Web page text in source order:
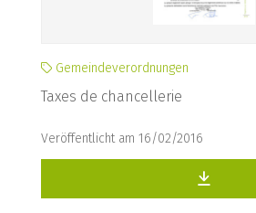
Gemeindeverordnungen
Taxes de chancellerie
Veröffentlicht am 16/02/2016